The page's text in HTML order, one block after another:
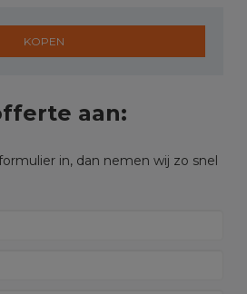
KOPEN
aan:
in, dan nemen wij zo snel